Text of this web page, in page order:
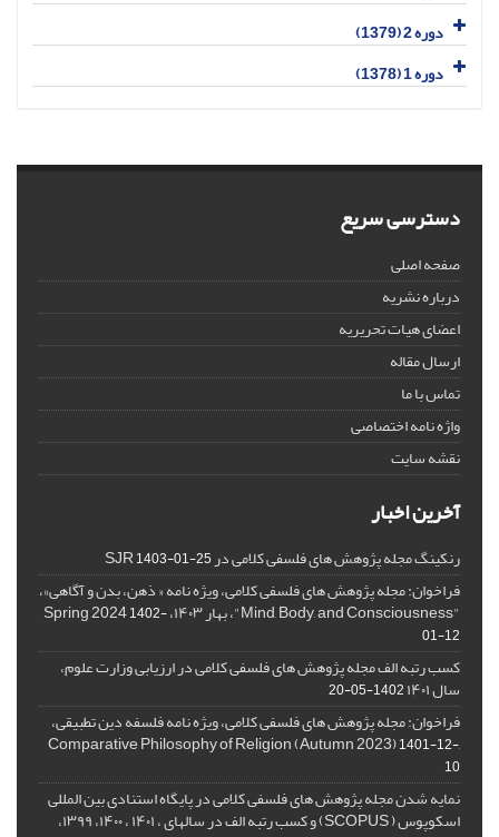
دوره 2 (1379)
دوره 1 (1378)
دسترسی سریع
صفحه اصلی
درباره نشریه
اعضای هیات تحریریه
ارسال مقاله
تماس با ما
واژه نامه اختصاصی
نقشه سایت
آخرین اخبار
رنکینگ مجله پژوهش های فلسفی کلامی در SJR1403-01-25
فراخوان: مجله پژوهش های فلسفی کلامی، ویژه نامه « ذهن، بدن و آگاهی»،
"Mind, Body, and Consciousness"، بهار ۱۴۰۳، Spring 2024
1402-
01-12
کسب رتبه الف مجله پژوهش های فلسفی کلامی در ارزیابی وزارت علوم،
سال ۱۴۰۱ 1402-05-20
فراخوان: مجله پژوهش های فلسفی کلامی، ویژه نامه فلسفه دین تطبیقی،
,Comparative Philosophy of Religion (Autumn 2023)
1401-12-
10
نمایه شدن مجله پژوهش های فلسفی کلامی در پایگاه استنادی بین المللی
اسکوپوس ( SCOPUS) و کسب رتبه الف در سالهای ، ۱۴۰۱ ، ۱۴۰۰، ۱۳۹۹،